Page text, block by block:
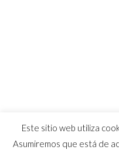
Este sitio web utiliza
Asumiremos que está de